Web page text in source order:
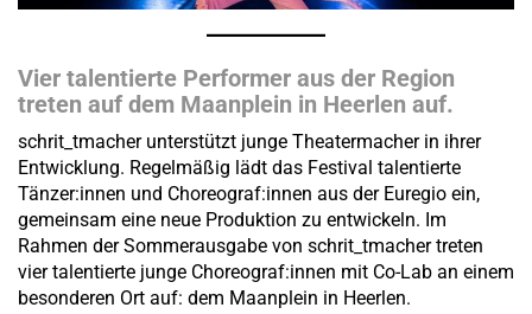
Vier talentierte Performer aus der Region
treten auf dem Maanplein in Heerlen auf.
schrit_tmacher unterstützt junge Theatermacher in ihrer
Entwicklung. Regelmäßig lädt das Festival talentierte
Tänzer:innen und Choreograf:innen aus der Euregio ein,
gemeinsam eine neue Produktion zu entwickeln. Im
Rahmen der Sommerausgabe von schrit_tmacher treten
vier talentierte junge Choreograf:innen mit Co-Lab an einem
besonderen Ort auf: dem Maanplein in Heerlen.